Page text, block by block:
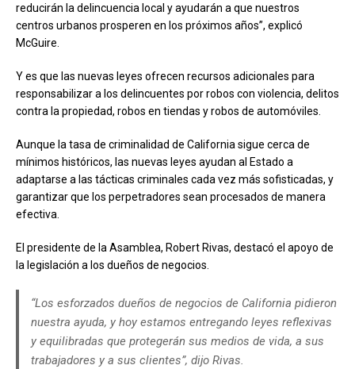
reducirán la delincuencia local y ayudarán a que nuestros
centros urbanos prosperen en los próximos años”, explicó
McGuire.
Y es que las nuevas leyes ofrecen recursos adicionales para
responsabilizar a los delincuentes por robos con violencia, delitos
contra la propiedad, robos en tiendas y robos de automóviles.
Aunque la tasa de criminalidad de California sigue cerca de
mínimos históricos, las nuevas leyes ayudan al Estado a
adaptarse a las tácticas criminales cada vez más sofisticadas, y
garantizar que los perpetradores sean procesados ​​de manera
efectiva.
El presidente de la Asamblea, Robert Rivas, destacó el apoyo de
la legislación a los dueños de negocios.
“Los esforzados dueños de negocios de California pidieron
nuestra ayuda, y hoy estamos entregando leyes reflexivas
y equilibradas que protegerán sus medios de vida, a sus
trabajadores y a sus clientes”, dijo Rivas.